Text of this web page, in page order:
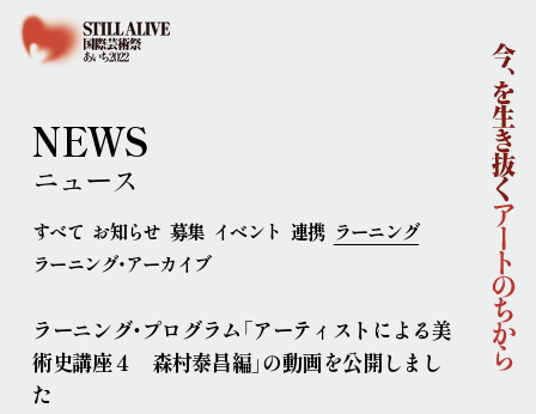
国際芸術祭「あいち2022」企画概要
企画体制
協賛
ニュース
イベント
アーティスト
ラーニング
連携事業
ポップ・アップ！
円頓寺連携
芸術大学連携
舞台芸術公募
連携企画
パートナーシップ
NEWS
ニュース
すべて お知らせ 募集 イベント 連携 ラーニング
ラーニング・アーカイブ
ラーニング・プログラム「アーティストによる美
術史講座４ 森村泰昌編」の動画を公開しまし
た